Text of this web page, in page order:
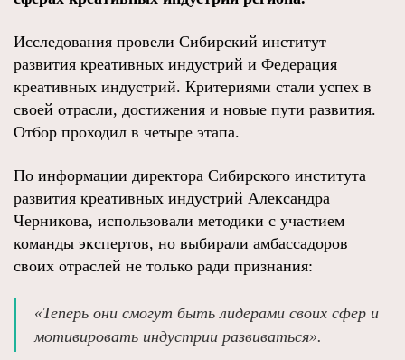
Исследования провели Сибирский институт
развития креативных индустрий и Федерация
креативных индустрий. Критериями стали успех в
своей отрасли, достижения и новые пути развития.
Отбор проходил в четыре этапа.
По информации директора Сибирского института
развития креативных индустрий Александра
Черникова, использовали методики с участием
команды экспертов, но выбирали амбассадоров
своих отраслей не только ради признания:
«Теперь они смогут быть лидерами своих сфер и
мотивировать индустрии развиваться».